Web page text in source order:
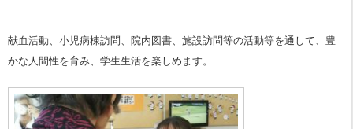
献血活動、小児病棟訪問、院内図書、施設訪問等の活動等を通して、豊
かな人間性を育み、学生生活を楽しめます。